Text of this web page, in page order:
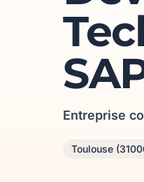
Entreprise
Toulouse